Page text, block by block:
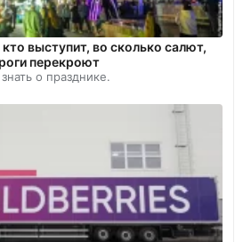
выступит, во сколько салют,
перекроют
о празднике.